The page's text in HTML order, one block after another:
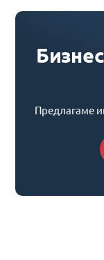
Предлагаме